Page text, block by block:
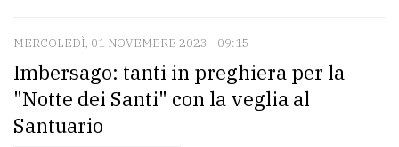
MERCOLEDÌ, 01 NOVEMBRE 2023 - 09:15
Imbersago: tanti in preghiera per la
"Notte dei Santi" con la veglia al
Santuario